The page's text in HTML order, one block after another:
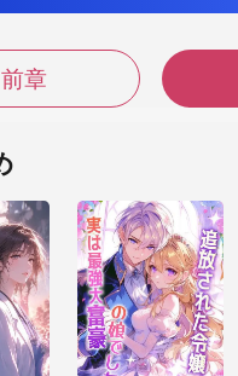
下がる。奨学金がなけ
前章